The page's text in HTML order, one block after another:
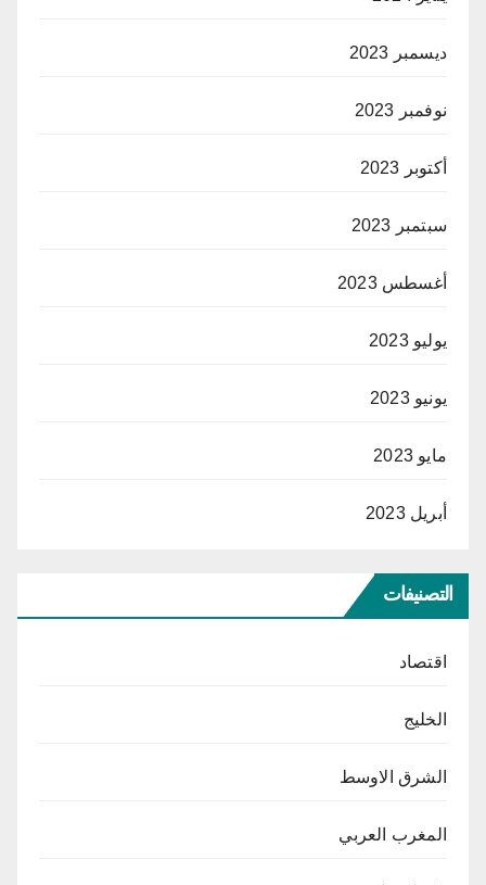
ديسمبر 2023
نوفمبر 2023
أكتوبر 2023
سبتمبر 2023
أغسطس 2023
يوليو 2023
يونيو 2023
مايو 2023
أبريل 2023
التصنيفات
اقتصاد
الخليج
الشرق الاوسط
المغرب العربي